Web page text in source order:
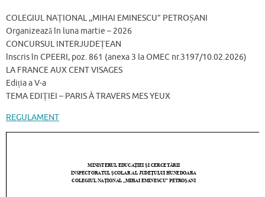
COLEGIUL NAȚIONAL ,,MIHAI EMINESCU” PETROȘANI
Organizează în luna martie – 2026
CONCURSUL INTERJUDEȚEAN
înscris în CPEERI, poz. 861 (anexa 3 la OMEC nr.3197/10.02.2026)
LA FRANCE AUX CENT VISAGES
Ediția a V-a
TEMA EDIȚIEI – PARIS À TRAVERS MES YEUX
REGULAMENT